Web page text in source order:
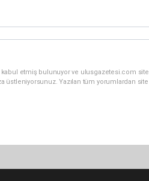
kabul etmiş bulunuyor ve ulusgazetesi.com
üstleniyorsunuz. Yazılan tüm yorumlardan